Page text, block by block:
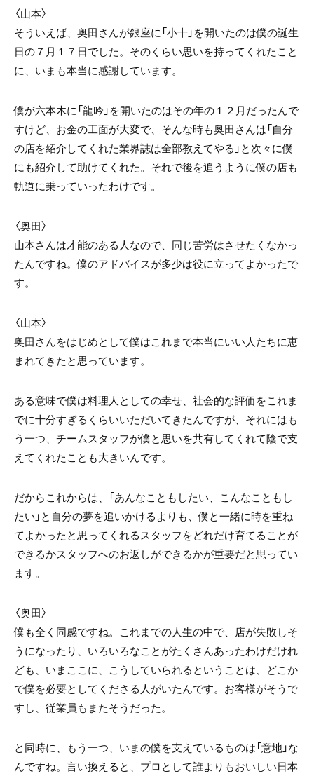
〈山本〉
そういえば、奥田さんが銀座に「小十」を開いたのは僕の誕生
日の７月１７日でした。そのくらい思いを持ってくれたこと
に、いまも本当に感謝しています。
僕が六本木に「龍吟」を開いたのはその年の１２月だったんで
すけど、お金の工面が大変で、そんな時も奥田さんは「自分
の店を紹介してくれた業界誌は全部教えてやる」と次々に僕
にも紹介して助けてくれた。それで後を追うように僕の店も
軌道に乗っていったわけです。
〈奥田〉
山本さんは才能のある人なので、同じ苦労はさせたくなかっ
たんですね。僕のアドバイスが多少は役に立ってよかったで
す。
〈山本〉
奥田さんをはじめとして僕はこれまで本当にいい人たちに恵
まれてきたと思っています。
ある意味で僕は料理人としての幸せ、社会的な評価をこれま
でに十分すぎるくらいいただいてきたんですが、それにはも
う一つ、チームスタッフが僕と思いを共有してくれて陰で支
えてくれたことも大きいんです。
だからこれからは、「あんなこともしたい、こんなこともし
たい」と自分の夢を追いかけるよりも、僕と一緒に時を重ね
てよかったと思ってくれるスタッフをどれだけ育てることが
できるかスタッフへのお返しができるかが重要だと思ってい
ます。
〈奥田〉
僕も全く同感ですね。これまでの人生の中で、店が失敗しそ
うになったり、いろいろなことがたくさんあったわけだけれ
ども、いまここに、こうしていられるということは、どこか
で僕を必要としてくださる人がいたんです。お客様がそうで
すし、従業員もまたそうだった。
と同時に、もう一つ、いまの僕を支えているものは「意地」な
んですね。言い換えると、プロとして誰よりもおいしい日本